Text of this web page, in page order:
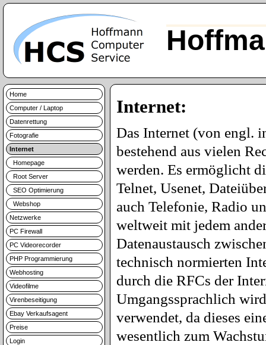
Home
Computer / Laptop
Datenrettung
Fotografie
Internet
Homepage
Root Server
SEO Optimierung
Webshop
Netzwerke
PC Firewall
PC Videorecorder
PHP Programmierung
Webhosting
Videofilme
Virenbeseitigung
Ebay Verkaufsagent
Preise
Login
Internet:
Das Internet (von engl.
bestehend aus vielen
werden. Es ermöglicht
Telnet, Usenet,
auch Telefonie, Radio
weltweit mit jedem
Datenaustausch
technisch normierten
durch die RFCs der
Umgangssprachlich
verwendet, da dieses
wesentlich zum